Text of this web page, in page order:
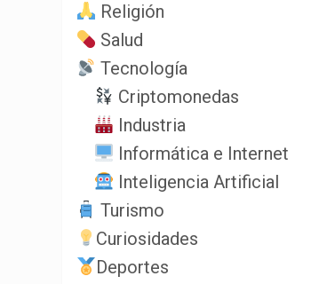
Religión
Salud
Tecnología
Criptomonedas
Industria
Informática e Internet
Inteligencia Artificial
Turismo
Curiosidades
Deportes